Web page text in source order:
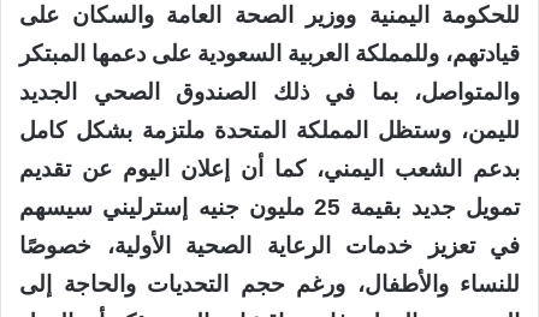
للحكومة اليمنية ووزير الصحة العامة والسكان على
قيادتهم، وللمملكة العربية السعودية على دعمها المبتكر
والمتواصل، بما في ذلك الصندوق الصحي الجديد
لليمن، وستظل المملكة المتحدة ملتزمة بشكل كامل
بدعم الشعب اليمني، كما أن إعلان اليوم عن تقديم
تمويل جديد بقيمة 25 مليون جنيه إسترليني سيسهم
في تعزيز خدمات الرعاية الصحية الأولية، خصوصًا
للنساء والأطفال، ورغم حجم التحديات والحاجة إلى